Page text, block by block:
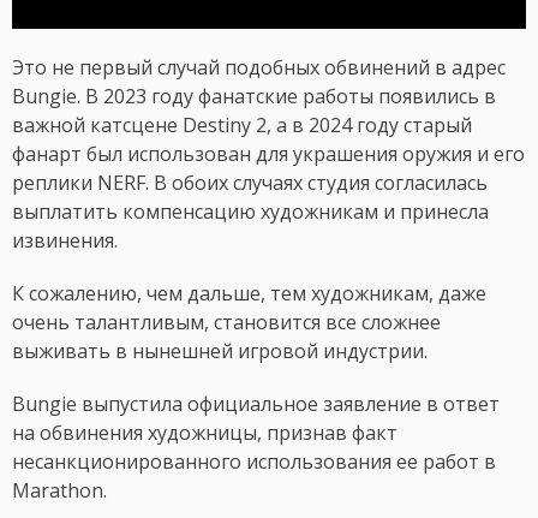
Это не первый случай подобных обвинений в адрес
Bungie. В 2023 году фанатские работы появились в
важной катсцене Destiny 2, а в 2024 году старый
фанарт был использован для украшения оружия и его
реплики NERF. В обоих случаях студия согласилась
выплатить компенсацию художникам и принесла
извинения.
К сожалению, чем дальше, тем художникам, даже
очень талантливым, становится все сложнее
выживать в нынешней игровой индустрии.
Bungie выпустила официальное заявление в ответ
на обвинения художницы, признав факт
несанкционированного использования ее работ в
Marathon.